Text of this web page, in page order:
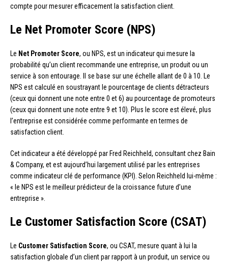
compte pour mesurer efficacement la satisfaction client.
Le Net Promoter Score (NPS)
Le Net Promoter Score, ou NPS, est un indicateur qui mesure la
probabilité qu’un client recommande une entreprise, un produit ou un
service à son entourage. Il se base sur une échelle allant de 0 à 10. Le
NPS est calculé en soustrayant le pourcentage de clients détracteurs
(ceux qui donnent une note entre 0 et 6) au pourcentage de promoteurs
(ceux qui donnent une note entre 9 et 10). Plus le score est élevé, plus
l’entreprise est considérée comme performante en termes de
satisfaction client.
Cet indicateur a été développé par Fred Reichheld, consultant chez Bain
& Company, et est aujourd’hui largement utilisé par les entreprises
comme indicateur clé de performance (KPI). Selon Reichheld lui-même :
« le NPS est le meilleur prédicteur de la croissance future d’une
entreprise ».
Le Customer Satisfaction Score (CSAT)
Le Customer Satisfaction Score, ou CSAT, mesure quant à lui la
satisfaction globale d’un client par rapport à un produit, un service ou